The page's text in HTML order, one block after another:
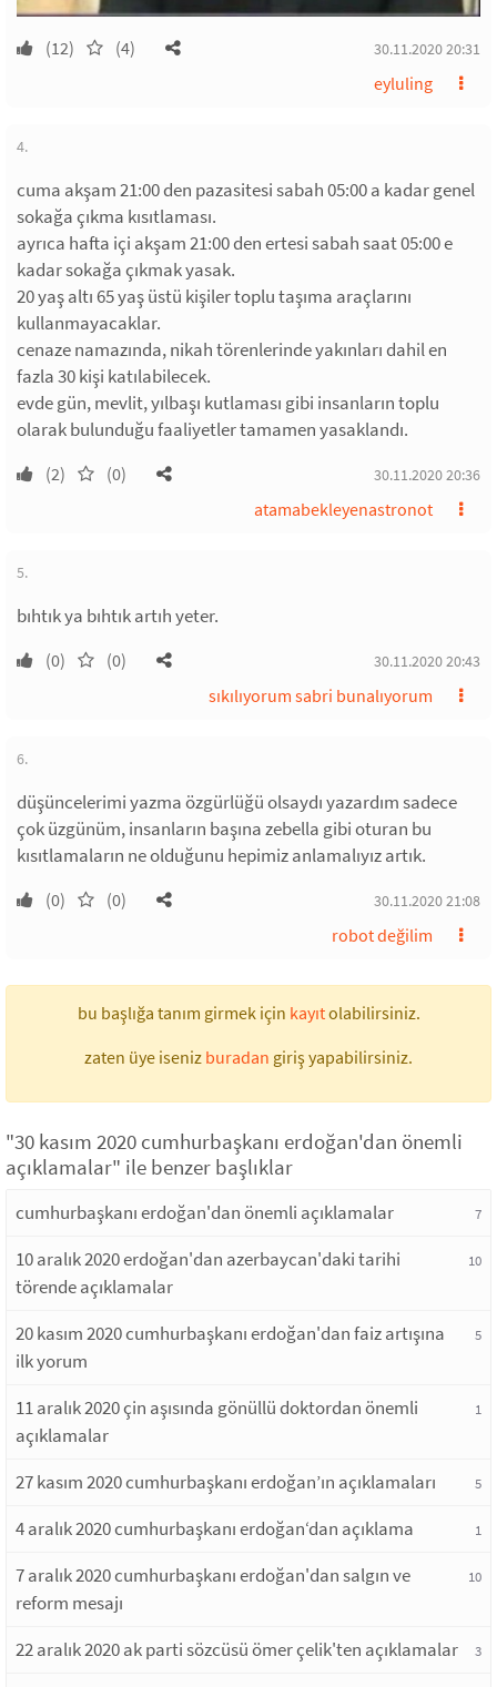
(12) (4) 30.11.2020 20:31
eyluling
4.
cuma akşam 21:00 den pazasitesi sabah 05:00 a kadar genel
sokağa çıkma kısıtlaması.
ayrıca hafta içi akşam 21:00 den ertesi sabah saat 05:00 e
kadar sokağa çıkmak yasak.
20 yaş altı 65 yaş üstü kişiler toplu taşıma araçlarını
kullanmayacaklar.
cenaze namazında, nikah törenlerinde yakınları dahil en
fazla 30 kişi katılabilecek.
evde gün, mevlit, yılbaşı kutlaması gibi insanların toplu
olarak bulunduğu faaliyetler tamamen yasaklandı.
(2) (0) 30.11.2020 20:36
atamabekleyenastronot
5.
bıhtık ya bıhtık artıh yeter.
(0) (0) 30.11.2020 20:43
sıkılıyorum sabri bunalıyorum
6.
düşüncelerimi yazma özgürlüğü olsaydı yazardım sadece
çok üzgünüm, insanların başına zebella gibi oturan bu
kısıtlamaların ne olduğunu hepimiz anlamalıyız artık.
(0) (0) 30.11.2020 21:08
robot değilim
bu başlığa tanım girmek için kayıtolabilirsiniz.
zaten üye iseniz buradan giriş yapabilirsiniz.
"30 kasım 2020 cumhurbaşkanı erdoğan'dan önemli
açıklamalar" ile benzer başlıklar
cumhurbaşkanı erdoğan'dan önemli açıklamalar 7
10 aralık 2020 erdoğan'dan azerbaycan'daki tarihi
törende açıklamalar
10
20 kasım 2020 cumhurbaşkanı erdoğan'dan faiz artışına
ilk yorum
5
11 aralık 2020 çin aşısında gönüllü doktordan önemli
açıklamalar
1
27 kasım 2020 cumhurbaşkanı erdoğan’ın açıklamaları 5
4 aralık 2020 cumhurbaşkanı erdoğan‘dan açıklama 1
7 aralık 2020 cumhurbaşkanı erdoğan'dan salgın ve
reform mesajı
10
22 aralık 2020 ak parti sözcüsü ömer çelik'ten açıklamalar 3